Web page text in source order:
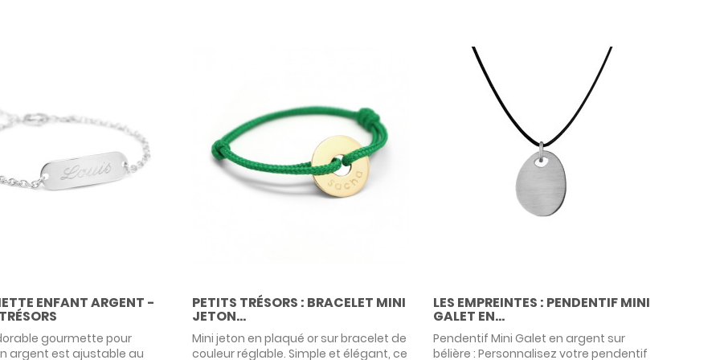
ENFANT ARGENT -
gourmette pour
argent est ajustable au
PETITS TRÉSORS : BRACELET MINI
JETON...
Mini jeton en plaqué or sur bracelet de
couleur réglable. Simple et élégant, ce
LES EMPREINTES : PENDENTIF MINI
GALET EN...
Pendentif Mini Galet en argent sur
bélière : Personnalisez votre pendentif